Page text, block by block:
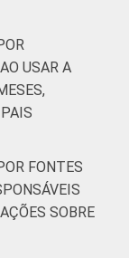
USAR A
FONTES
SOBRE